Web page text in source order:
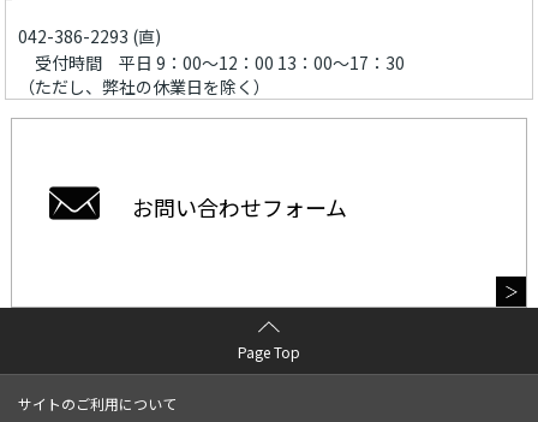
042-386-2293 (直)
受付時間 平日 9：00～12：00 13：00～17：30
（ただし、弊社の休業日を除く）
お問い合わせフォーム
Page Top
サイトのご利用について